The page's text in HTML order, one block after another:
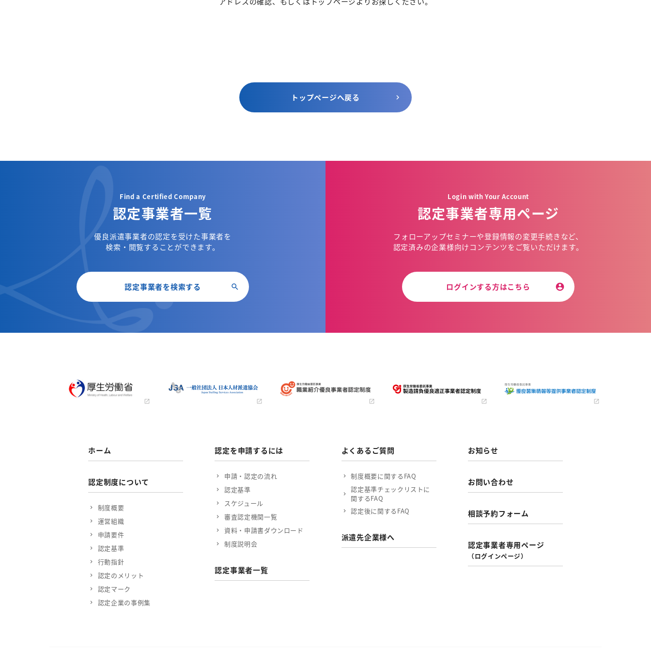
トップページへ戻る
Find a Certified Company
認定事業者一覧
優良派遣事業者の認定を受けた事業者を
検索・閲覧することができます。
認定事業者を検索する
Login with Your Account
認定事業者専用ページ
フォローアップセミナーや登録情報の変更手続きなど、
認定済みの企業様向けコンテンツを ご覧いただけます。
ログインする方はこちら
ホーム
認定制度について
制度概要
運営組織
申請要件
認定基準
行動指針
認定のメリット
認定マーク
認定企業の事例集
認定を申請するには
申請・認定の流れ
認定基準
スケジュール
審査認定機関一覧
資料・申請書ダウンロード
制度説明会
認定事業者一覧
よくあるご質問
制度概要に関するFAQ
認定基準チェックリストに
関するFAQ
認定後に関するFAQ
派遣先企業様へ
お知らせ
お問い合わせ
相談予約フォーム
認定事業者専用ページ
（ログインページ）